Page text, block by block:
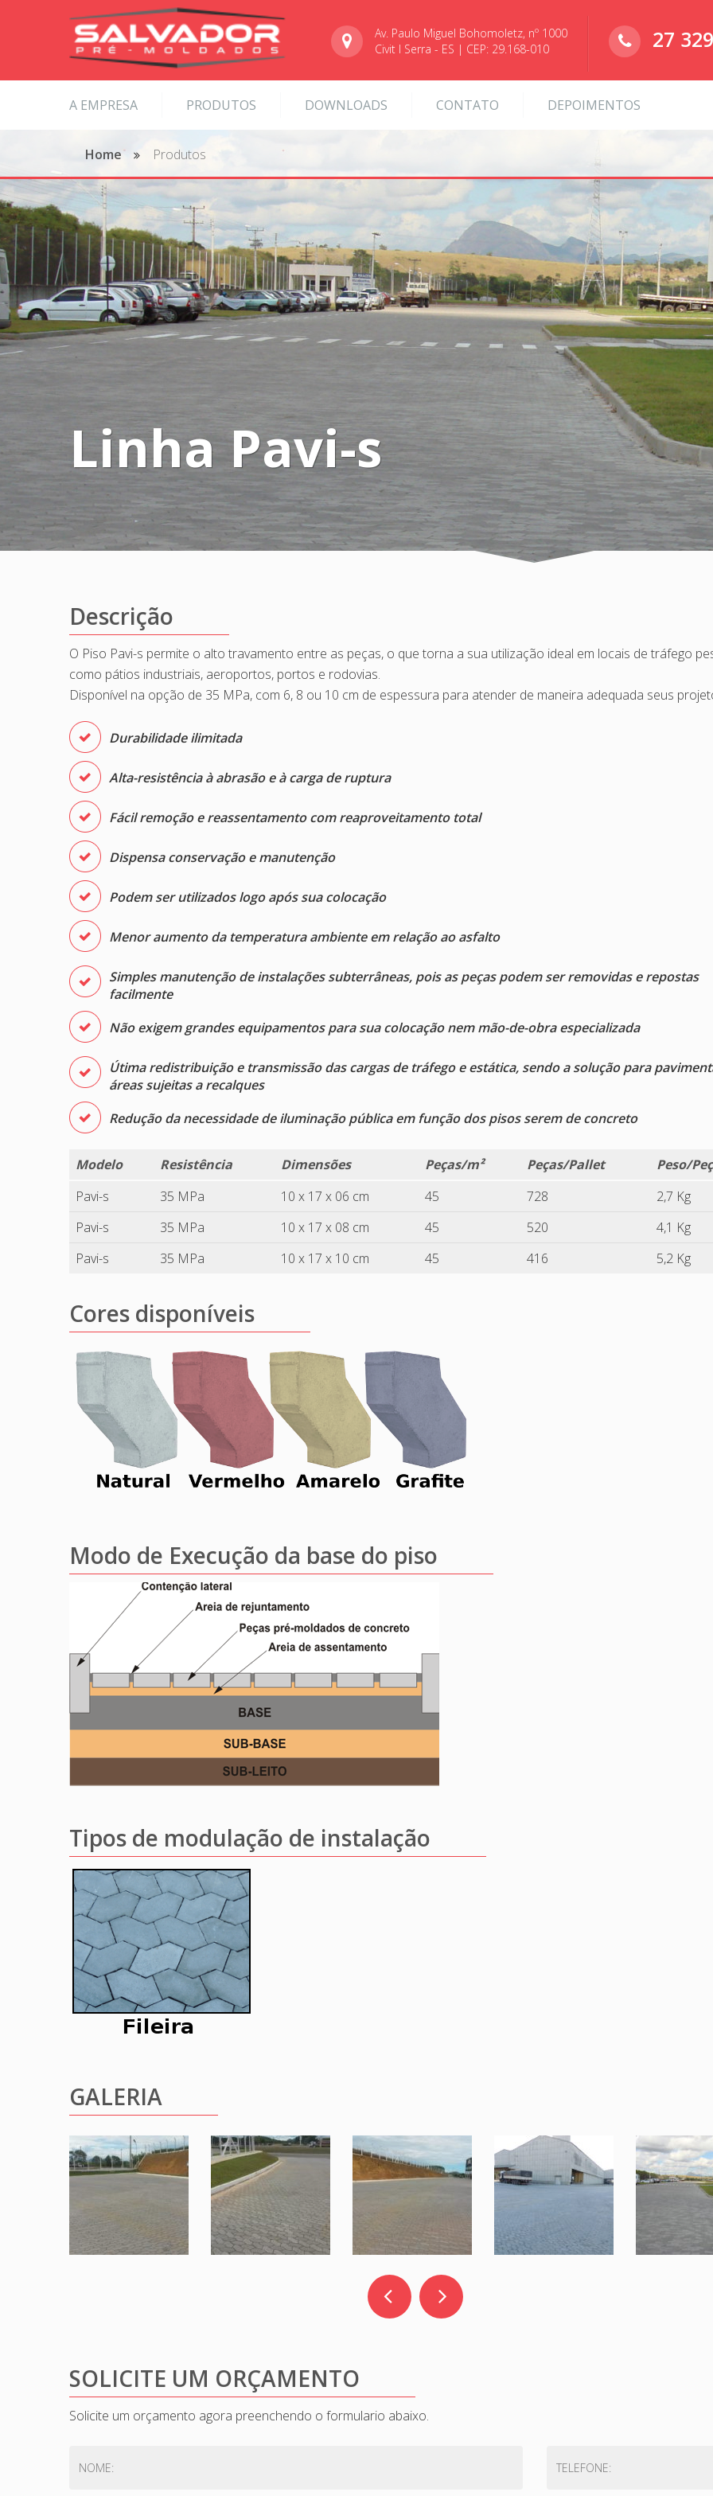
Av. Paulo Miguel Bohomoletz, nº 1000
Civit I Serra - ES | CEP: 29.168-010
27
A EMPRESA PRODUTOS DOWNLOADS CONTATO DEPOIMENTOS
Linha Pavi-s
Home Produtos
Descrição
O Piso Pavi-s permite o alto travamento entre as peças, o que torna a sua utilização ideal em locais de tráfego
como pátios industriais, aeroportos, portos e rodovias.
Disponível na opção de 35 MPa, com 6, 8 ou 10 cm de espessura para atender de maneira adequada seus
Durabilidade ilimitada
Alta-resistência à abrasão e à carga de ruptura
Fácil remoção e reassentamento com reaproveitamento total
Dispensa conservação e manutenção
Podem ser utilizados logo após sua colocação
Menor aumento da temperatura ambiente em relação ao asfalto
Simples manutenção de instalações subterrâneas, pois as peças podem ser removidas e repostas
facilmente
Não exigem grandes equipamentos para sua colocação nem mão-de-obra especializada
Útima redistribuição e transmissão das cargas de tráfego e estática, sendo a solução para
áreas sujeitas a recalques
Redução da necessidade de iluminação pública em função dos pisos serem de concreto
Modelo Resistência Dimensões Peças/m² Peças/Pallet
Peso/
Pavi-s
35 MPa 10 x 17 x 06 cm 45 728
2,7 Kg
Pavi-s
35 MPa 10 x 17 x 08 cm 45 520
4,1 Kg
Pavi-s
35 MPa 10 x 17 x 10 cm 45 416 5,2 Kg
Cores disponíveis
Modo de Execução da base do piso
Tipos de modulação de instalação
GALERIA
SOLICITE UM ORÇAMENTO
Solicite um orçamento agora preenchendo o formulario abaixo.